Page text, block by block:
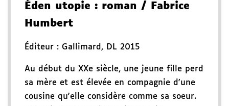
Éden utopie : roman / Fabrice
Humbert
Éditeur : Gallimard , DL 2015
Au début du XXe siècle, une jeune fille perd
sa mère et est élevée en compagnie d'une
cousine qu'elle considère comme sa soeur.